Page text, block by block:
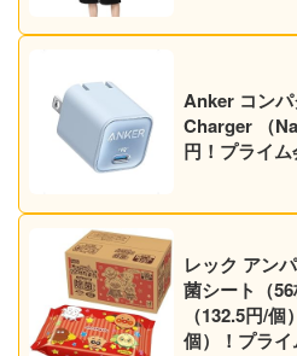
Anker コン
Charger （
円！プライム
レック アン
菌シート（
（132.5円/
個）！プライ